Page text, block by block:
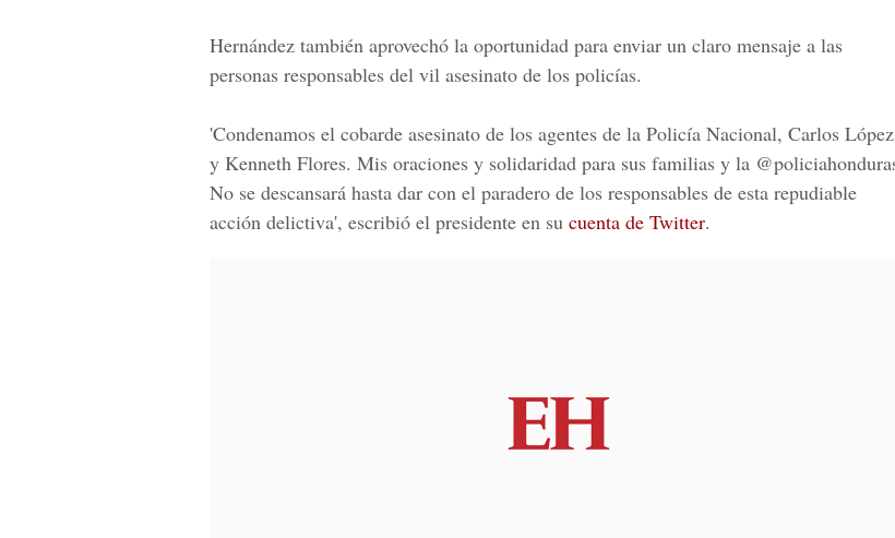
Hernández también aprovechó la oportunidad para enviar un claro mensaje a las
personas responsables del vil asesinato de los policías.
'Condenamos el cobarde asesinato de los agentes de la Policía Nacional, Carlos López
y Kenneth Flores. Mis oraciones y solidaridad para sus familias y la
No se descansará hasta dar con el paradero de los responsables de esta repudiable
acción delictiva', escribió el presidente en su cuenta de Twitter.